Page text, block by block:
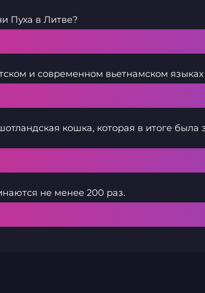
Пуха в Литве?
и современном вьетнамском языках
кошка, которая в итоге была
не менее 200 раз.